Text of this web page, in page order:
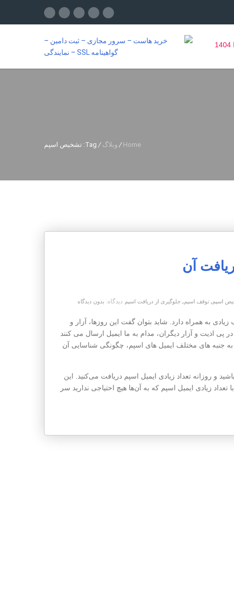
Home
/ وبلاگ / Tag: تشخیص اسپم
آن
اسپم ,توقف اسپم , جلوگیری از دریافت اسپم دیدگاه: بدون دیدگاه
به همراه دارد. شاید بتوان گفت این روزها، آزار و
اذیت و آزار دیگران، مدام به ما ایمیل ارسال می کنند
به جنبه های مختلف ایمیل های اسپم، چگونگی شناسایی آن
و روزانه تعداد زیادی ایمیل اسپم دریافت می‌کنید. این
زیادی ایمیل اسپم که به آن‌ها هیچ احتیاجی ندارید سر